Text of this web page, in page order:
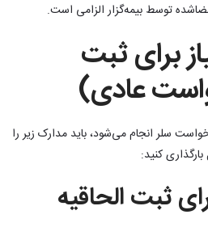
توسط بیمه‌گزار الزامی است.
برای ثبت
عادی)
سلر انجام می‌شود، باید مدارک زیر را
کنید:
ثبت الحاقیه